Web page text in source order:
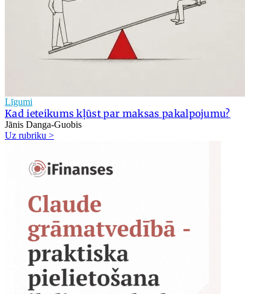
Līgumi
Kad ieteikums kļūst par maksas pakalpojumu?
Jānis Danga-Guobis
Uz rubriku >